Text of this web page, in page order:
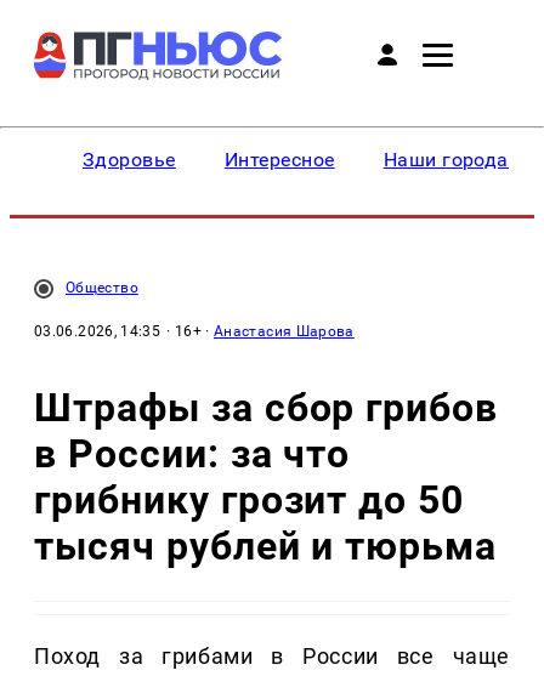
Здоровье Интересное Наши города
Общество
03.06.2026, 14:35 · 16+ ·Анастасия Шарова
Штрафы за сбор грибов
в России: за что
грибнику грозит до 50
тысяч рублей и тюрьма
Поход за грибами в России все чаще